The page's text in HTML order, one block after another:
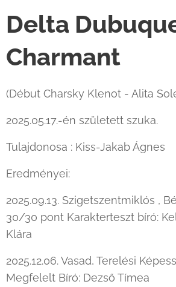
Delta
Charmant
(Début Charsky Klenot - Alita
2025.05.17.-én született szuka.
Tulajdonosa : Kiss-Jakab Ágnes
Eredményei:
2025.09.13. Szigetszentmiklós ,
30/30 pont Karakterteszt bíró:
Klára
2025.12.06. Vasad, Terelési
Megfelelt Bíró: Dezső Tímea